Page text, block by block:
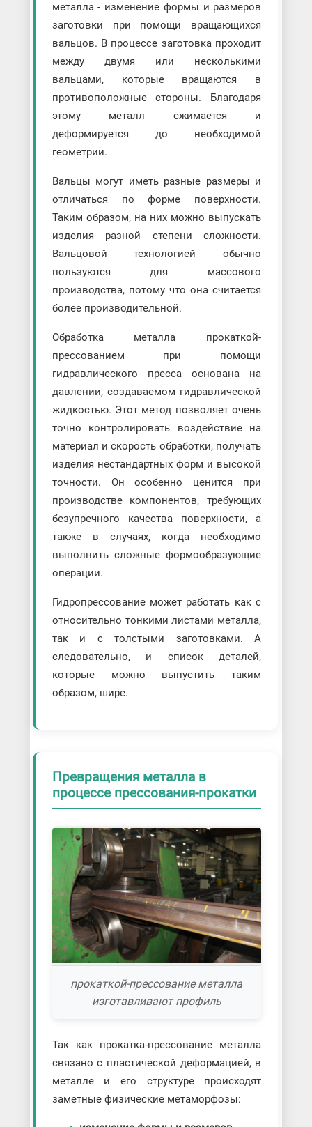
металла - изменение формы и размеров
заготовки при помощи вращающихся
вальцов. В процессе заготовка проходит
между двумя или несколькими
вальцами, которые вращаются в
противоположные стороны. Благодаря
этому металл сжимается и
деформируется до необходимой
геометрии.
Вальцы могут иметь разные размеры и
отличаться по форме поверхности.
Таким образом, на них можно выпускать
изделия разной степени сложности.
Вальцовой технологией обычно
пользуются для массового
производства, потому что она считается
более производительной.
Обработка металла прокаткой-
прессованием при помощи
гидравлического пресса основана на
давлении, создаваемом гидравлической
жидкостью. Этот метод позволяет очень
точно контролировать воздействие на
материал и скорость обработки, получать
изделия нестандартных форм и высокой
точности. Он особенно ценится при
производстве компонентов, требующих
безупречного качества поверхности, а
также в случаях, когда необходимо
выполнить сложные формообразующие
операции.
Гидропрессование может работать как с
относительно тонкими листами металла,
так и с толстыми заготовками. А
следовательно, и список деталей,
которые можно выпустить таким
образом, шире.
Превращения металла в
процессе прессования-прокатки
прокаткой-прессование металла
изготавливают профиль
Так как прокатка-прессование металла
связано с пластической деформацией, в
металле и его структуре происходят
заметные физические метаморфозы: